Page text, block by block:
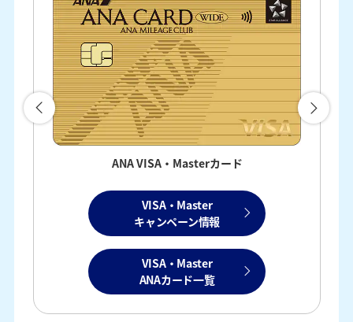
ANA JCBカード
JCB
キャンペーン情報
JCB
ANAカード一覧